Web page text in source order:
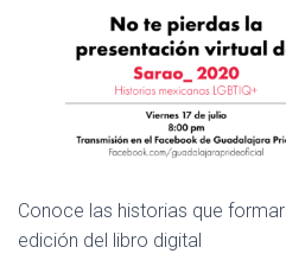
Conoce las historias que
edición del libro digital